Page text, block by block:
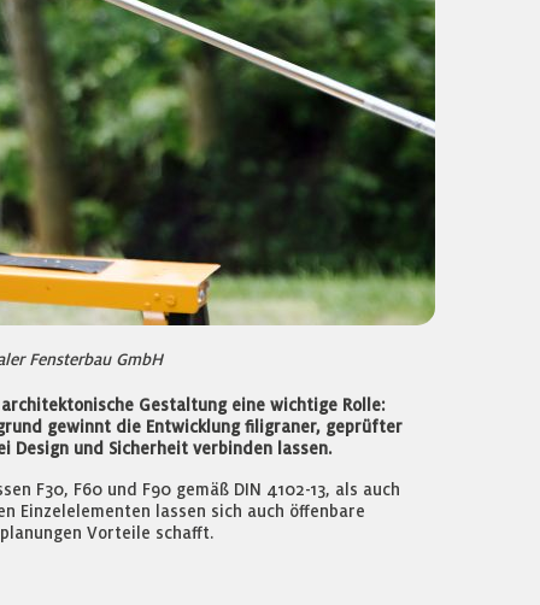
Fensterbau GmbH
Gestaltung eine wichtige Rolle:
gewinnt die Entwicklung filigraner, geprüfter
Design und Sicherheit verbinden lassen.
F30, F60 und F90 gemäß DIN 4102-13, als auch
Einzelelementen lassen sich auch öffenbare
Vorteile schafft.